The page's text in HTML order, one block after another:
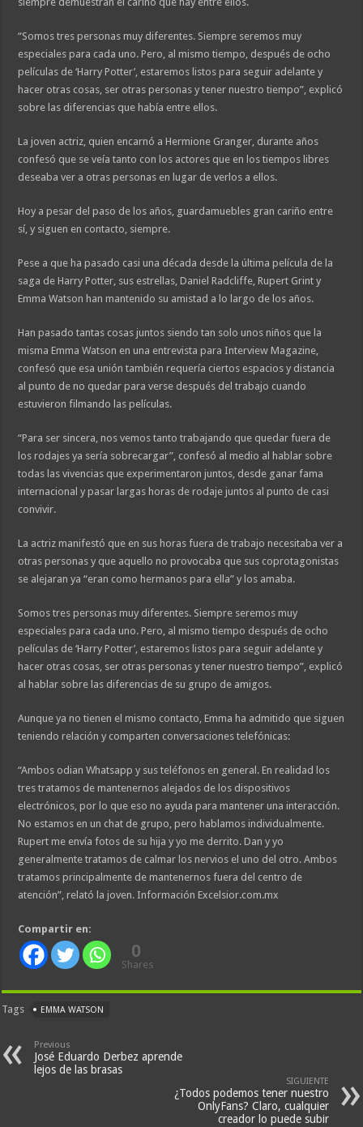
“Somos tres personas muy diferentes. Siempre seremos muy
especiales para cada uno. Pero, al mismo tiempo, después de ocho
películas de ‘Harry Potter’, estaremos listos para seguir adelante y
hacer otras cosas, ser otras personas y tener nuestro tiempo”, explicó
sobre las diferencias que había entre ellos.
La joven actriz, quien encarnó a Hermione Granger, durante años
confesó que se veía tanto con los actores que en los tiempos libres
deseaba ver a otras personas en lugar de verlos a ellos.
Hoy a pesar del paso de los años, guardamuebles gran cariño entre
sí, y siguen en contacto, siempre.
Pese a que ha pasado casi una década desde la última película de la
saga de Harry Potter, sus estrellas, Daniel Radcliffe, Rupert Grint y
Emma Watson han mantenido su amistad a lo largo de los años.
Han pasado tantas cosas juntos siendo tan solo unos niños que la
misma Emma Watson en una entrevista para Interview Magazine,
confesó que esa unión también requería ciertos espacios y distancia
al punto de no quedar para verse después del trabajo cuando
estuvieron filmando las películas.
“Para ser sincera, nos vemos tanto trabajando que quedar fuera de
los rodajes ya sería sobrecargar”, confesó al medio al hablar sobre
todas las vivencias que experimentaron juntos, desde ganar fama
internacional y pasar largas horas de rodaje juntos al punto de casi
convivir.
La actriz manifestó que en sus horas fuera de trabajo necesitaba ver a
otras personas y que aquello no provocaba que sus coprotagonistas
se alejaran ya “eran como hermanos para ella” y los amaba.
Somos tres personas muy diferentes. Siempre seremos muy
especiales para cada uno. Pero, al mismo tiempo después de ocho
películas de ‘Harry Potter’, estaremos listos para seguir adelante y
hacer otras cosas, ser otras personas y tener nuestro tiempo”, explicó
al hablar sobre las diferencias de su grupo de amigos.
Aunque ya no tienen el mismo contacto, Emma ha admitido que siguen
teniendo relación y comparten conversaciones telefónicas:
“Ambos odian Whatsapp y sus teléfonos en general. En realidad los
tres tratamos de mantenernos alejados de los dispositivos
electrónicos, por lo que eso no ayuda para mantener una interacción.
No estamos en un chat de grupo, pero hablamos individualmente.
Rupert me envía fotos de su hija y yo me derrito. Dan y yo
generalmente tratamos de calmar los nervios el uno del otro. Ambos
tratamos principalmente de mantenernos fuera del centro de
atención”, relató la joven. Información Excelsior.com.mx
Compartir en:
0
Shares
Tags EMMA WATSON
Previous
José Eduardo Derbez aprende
lejos de las brasas
SIGUIENTE
¿Todos podemos tener nuestro
OnlyFans? Claro, cualquier
creador lo puede subir